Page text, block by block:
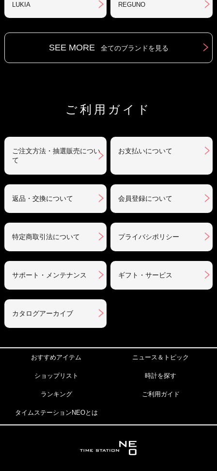
LUKIA REGUNO
SEE MORE 全てのブランドを見る
ご利用ガイド
ご注文方法・抽選販売につい
て
お支払いについて
返品・交換について 会員登録について
特定商取引法について プライバシポリシー
サポート・メンテナンス ギフト・サービス
カタログアーカイブ
おすすめアイテム ニュース＆トピック
ショップリスト 時計を探す
ランキング ご利用ガイド
タイムステーションNEOとは